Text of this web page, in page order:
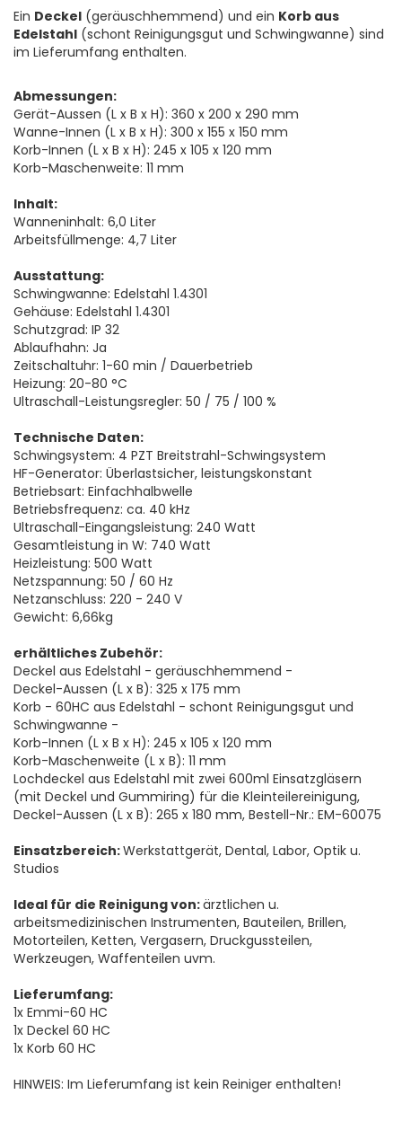
Ein Deckel (geräuschhemmend) und ein Korb aus
Edelstahl (schont Reinigungsgut und Schwingwanne) sind
im Lieferumfang enthalten.
Abmessungen:
Gerät-Aussen (L x B x H): 360 x 200 x 290 mm
Wanne-Innen (L x B x H): 300 x 155 x 150 mm
Korb-Innen (L x B x H): 245 x 105 x 120 mm
Korb-Maschenweite: 11 mm
Inhalt:
Wanneninhalt: 6,0 Liter
Arbeitsfüllmenge: 4,7 Liter
Ausstattung:
Schwingwanne: Edelstahl 1.4301
Gehäuse: Edelstahl 1.4301
Schutzgrad: IP 32
Ablaufhahn: Ja
Zeitschaltuhr: 1-60 min / Dauerbetrieb
Heizung: 20-80 °C
Ultraschall-Leistungsregler: 50 / 75 / 100 %
Technische Daten:
Schwingsystem: 4 PZT Breitstrahl-Schwingsystem
HF-Generator: Überlastsicher, leistungskonstant
Betriebsart: Einfachhalbwelle
Betriebsfrequenz: ca. 40 kHz
Ultraschall-Eingangsleistung: 240 Watt
Gesamtleistung in W: 740 Watt
Heizleistung: 500 Watt
Netzspannung: 50 / 60 Hz
Netzanschluss: 220 - 240 V
Gewicht: 6,66kg
erhältliches Zubehör:
Deckel aus Edelstahl - geräuschhemmend -
Deckel-Aussen (L x B): 325 x 175 mm
Korb - 60HC aus Edelstahl - schont Reinigungsgut und
Schwingwanne -
Korb-Innen (L x B x H): 245 x 105 x 120 mm
Korb-Maschenweite (L x B): 11 mm
Lochdeckel aus Edelstahl mit zwei 600ml Einsatzgläsern
(mit Deckel und Gummiring) für die Kleinteilereinigung,
Deckel-Aussen (L x B): 265 x 180 mm, Bestell-Nr.: EM-60075
Einsatzbereich:Werkstattgerät, Dental, Labor, Optik u.
Studios
Ideal für die Reinigung von:ärztlichen u.
arbeitsmedizinischen Instrumenten, Bauteilen, Brillen,
Motorteilen, Ketten, Vergasern, Druckgussteilen,
Werkzeugen, Waffenteilen uvm.
Lieferumfang:
1x Emmi-60 HC
1x Deckel 60 HC
1x Korb 60 HC
HINWEIS: Im Lieferumfang ist kein Reiniger enthalten!